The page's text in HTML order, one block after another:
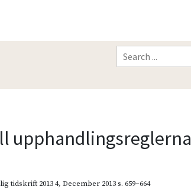
upphandlingsreglerna
tidskrift 2013 4,December 2013s. 659–664